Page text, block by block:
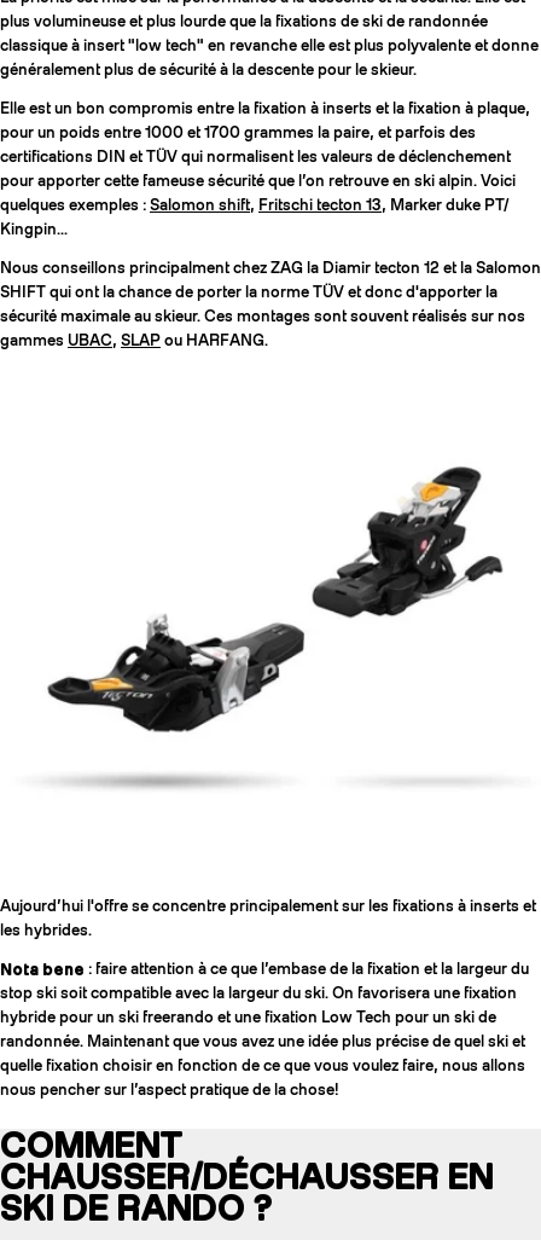
plus volumineuse et plus lourde que la fixations de ski de randonnée
classique à insert "low tech" en revanche elle est plus polyvalente et donne
généralement plus de sécurité à la descente pour le skieur.
Elle est un bon compromis entre la fixation à inserts et la fixation à plaque,
pour un poids entre 1000 et 1700 grammes la paire, et parfois des
certifications DIN et TÜV qui normalisent les valeurs de déclenchement
pour apporter cette fameuse sécurité que l’on retrouve en ski alpin. Voici
quelques exemples : Salomon shift, Fritschi tecton 13, Marker duke PT/
Kingpin...
Nous conseillons principalment chez ZAG la Diamir tecton 12 et la Salomon
SHIFT qui ont la chance de porter la norme TÜV et donc d'apporter la
sécurité maximale au skieur. Ces montages sont souvent réalisés sur nos
gammes UBAC, SLAP ou HARFANG.
Aujourd’hui l'offre se concentre principalement sur les fixations à inserts et
les hybrides.
Nota bene : faire attention à ce que l’embase de la fixation et la largeur du
stop ski soit compatible avec la largeur du ski. On favorisera une fixation
hybride pour un ski freerando et une fixation Low Tech pour un ski de
randonnée. Maintenant que vous avez une idée plus précise de quel ski et
quelle fixation choisir en fonction de ce que vous voulez faire, nous allons
nous pencher sur l’aspect pratique de la chose!
COMMENT
CHAUSSER/DÉCHAUSSER EN
SKI DE RANDO ?